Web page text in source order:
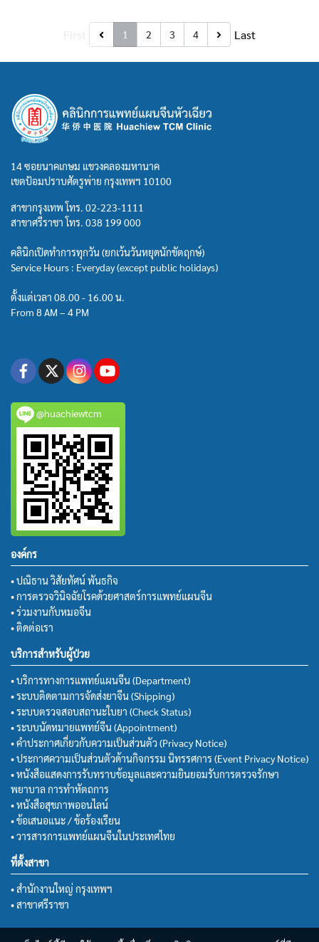
1 2 3 4 Last
14 ซอยนาคเกษม แขวงคลองมหานาค
เขตป้อมปราบศัตรูพ่าย กรุงเทพฯ 10100
สาขากรุงเทพ โทร. 02-223-1111
สาขาศรีราชา โทร. 038 199 000
คลินิกเปิดทำการทุกวัน (ยกเว้นวันหยุดนักขัตฤกษ์)
Service Hours : Everyday (except public holidays)
ตั้งแต่เวลา 08.00 - 16.00 น.
From 8 AM – 4 PM
@huachiewtcm
องค์กร
• ปณิธาน วิสัยทัศน์ พันธกิจ
• การตรวจวินิจฉัยโรคด้วยศาสตร์การแพทย์แผนจีน
• ร่วมงานกับหมอจีน
• ติดต่อเรา
บริการสำหรับผู้ป่วย
• บริการทางการแพทย์แผนจีน (Department)
• ระบบติดตามการจัดส่งยาจีน (Shipping)
• ระบบตรวจสอบสถานะใบยา (Check Status)
• ระบบนัดหมายแพทย์จีน (Appointment)
• คำประกาศเกี่ยวกับความเป็นส่วนตัว (Privacy Notice)
• ประกาศความเป็นส่วนตัวด้านกิจกรรม นิทรรศการ (Event Privacy Notice)
• หนังสือแสดงการรับทราบข้อมูลและความยินยอมรับการตรวจรักษา
พยาบาล การทำหัตถการ
• หนังสือสุขภาพออนไลน์
• ข้อเสนอแนะ / ข้อร้องเรียน
• วารสารการแพทย์แผนจีนในประเทศไทย
ที่ตั้งสาขา
• สำนักงานใหญ่ กรุงเทพฯ
• สาขาศรีราชา